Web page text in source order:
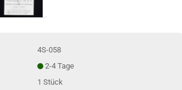
4S-058
2-4 Tage
1Stück